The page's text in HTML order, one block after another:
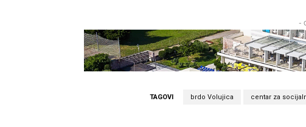
-
TAGOVI brdo Volujica centar za